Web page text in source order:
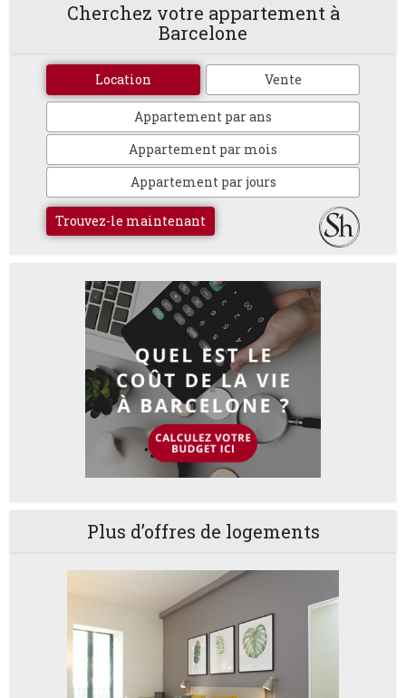
Cherchez votre appartement à
Barcelone
Location Vente
Appartement par ans
Appartement par mois
Appartement par jours
Trouvez-le maintenant
Plus d’offres de logements